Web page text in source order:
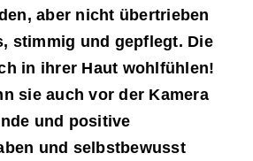
aber nicht übertrieben
stimmig und gepflegt. Die
in ihrer Haut wohlfühlen!
sie auch vor der Kamera
und positive
und selbstbewusst